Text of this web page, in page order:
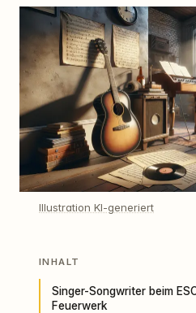
Illustration KI-generiert
INHALT
Singer-Songwriter beim
Feuerwerk